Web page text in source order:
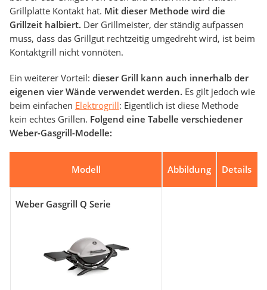
Grillplatte Kontakt hat. Mit dieser Methode wird die
Grillzeit halbiert. Der Grillmeister, der ständig aufpassen
muss, dass das Grillgut rechtzeitig umgedreht wird, ist beim
Kontaktgrill nicht vonnöten.
Ein weiterer Vorteil: dieser Grill kann auch innerhalb der
eigenen vier Wände verwendet werden. Es gilt jedoch wie
beim einfachen Elektrogrill: Eigentlich ist diese Methode
kein echtes Grillen. Folgend eine Tabelle verschiedener
Weber-Gasgrill-Modelle:
Modell Abbildung Details
Weber Gasgrill Q Serie